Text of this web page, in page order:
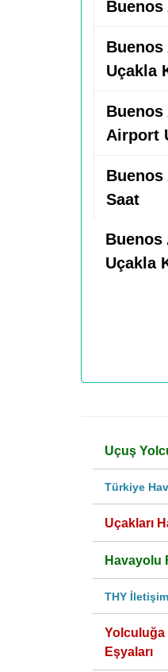
Uçakla
Airport
Saat
Uçakla
Uçuş
Türkiye
Uçakları
Havayolu
THY
Yolculuğa
Eşyaları